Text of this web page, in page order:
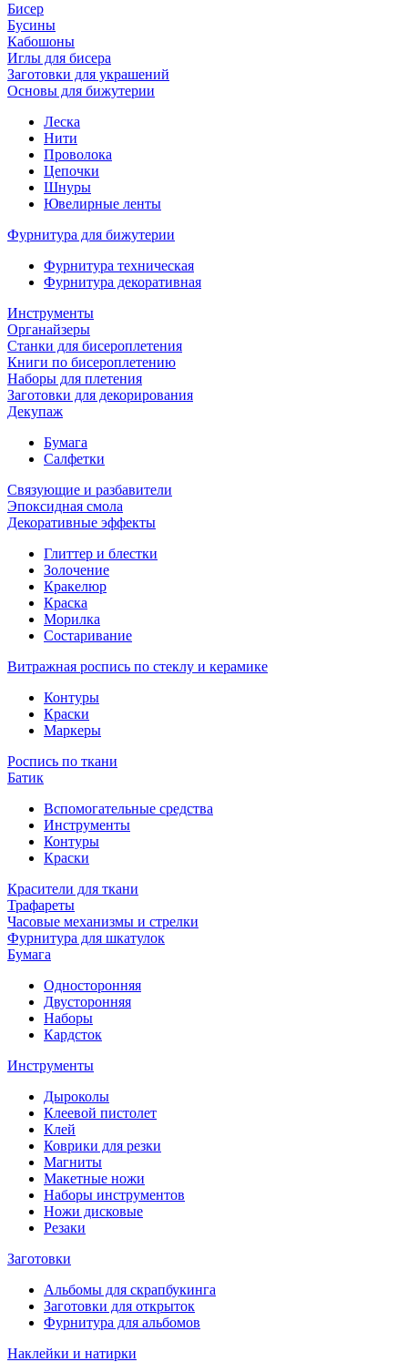
Бисер
Бусины
Кабошоны
Иглы для бисера
Заготовки для украшений
Основы для бижутерии
Леска
Нити
Проволока
Цепочки
Шнуры
Ювелирные ленты
Фурнитура для бижутерии
Фурнитура техническая
Фурнитура декоративная
Инструменты
Органайзеры
Станки для бисероплетения
Книги по бисероплетению
Наборы для плетения
Заготовки для декорирования
Декупаж
Бумага
Салфетки
Связующие и разбавители
Эпоксидная смола
Декоративные эффекты
Глиттер и блестки
Золочение
Кракелюр
Краска
Морилка
Состаривание
Витражная роспись по стеклу и керамике
Контуры
Краски
Маркеры
Роспись по ткани
Батик
Вспомогательные средства
Инструменты
Контуры
Краски
Красители для ткани
Трафареты
Часовые механизмы и стрелки
Фурнитура для шкатулок
Бумага
Односторонняя
Двусторонняя
Наборы
Кардсток
Инструменты
Дыроколы
Клеевой пистолет
Клей
Коврики для резки
Магниты
Макетные ножи
Наборы инструментов
Ножи дисковые
Резаки
Заготовки
Альбомы для скрапбукинга
Заготовки для открыток
Фурнитура для альбомов
Наклейки и натирки